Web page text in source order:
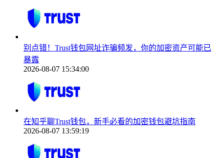
别点错！Trust钱包网址诈骗频发，你的加密资产可能已
暴露
2026-08-07 15:34:00
在知乎聊Trust钱包，新手必看的加密钱包避坑指南
2026-08-07 13:59:19